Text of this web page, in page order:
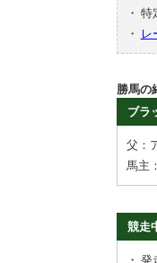
・ 特
・
レ
勝馬の
ブラ
父：
馬主
競走
・ 発